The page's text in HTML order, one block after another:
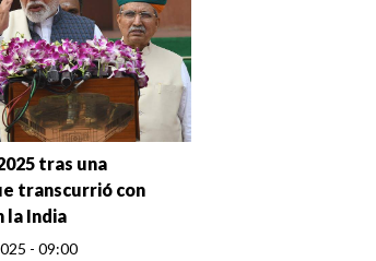
tras una
transcurrió con
la India
- 09:00